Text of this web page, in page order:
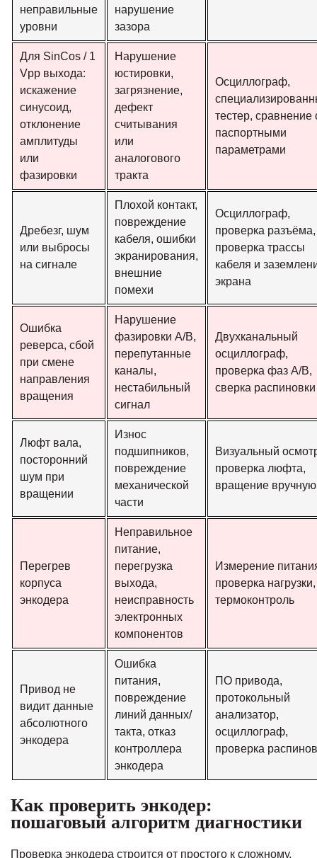
неправильные
уровни
нарушение
зазора
Для SinCos / 1
Vpp выхода:
искажение
синусоид,
отклонение
амплитуды
или
фазировки
Нарушение
юстировки,
загрязнение,
дефект
считывания
или
аналогового
тракта
Осциллограф,
тестер, сравнение
паспортными
параметрами
Дребезг, шум
или выбросы
на сигнале
Плохой контакт,
повреждение
кабеля, ошибки
экранирования,
внешние
помехи
Осциллограф,
проверка разъёма,
проверка трассы
кабеля и
экрана
Ошибка
реверса, сбой
при смене
направления
вращения
Нарушение
фазировки A/B,
перепутанные
каналы,
нестабильный
сигнал
Двухканальный
осциллограф,
проверка фаз A/B,
сверка распиновки
Люфт вала,
посторонний
шум при
вращении
Износ
подшипников,
повреждение
механической
части
Визуальный
проверка люфта,
вращение вручную
Перегрев
корпуса
энкодера
Неправильное
питание,
перегрузка
выхода,
неисправность
электронных
компонентов
Измерение
проверка нагрузки,
термоконтроль
Привод не
видит данные
абсолютного
энкодера
Ошибка
питания,
повреждение
линий данных/
такта, отказ
контроллера
энкодера
ПО привода,
протокольный
анализатор,
осциллограф,
проверка
Как проверить энкодер:
пошаговый алгоритм диагностики
Проверка энкодера строится от простого к сложному.